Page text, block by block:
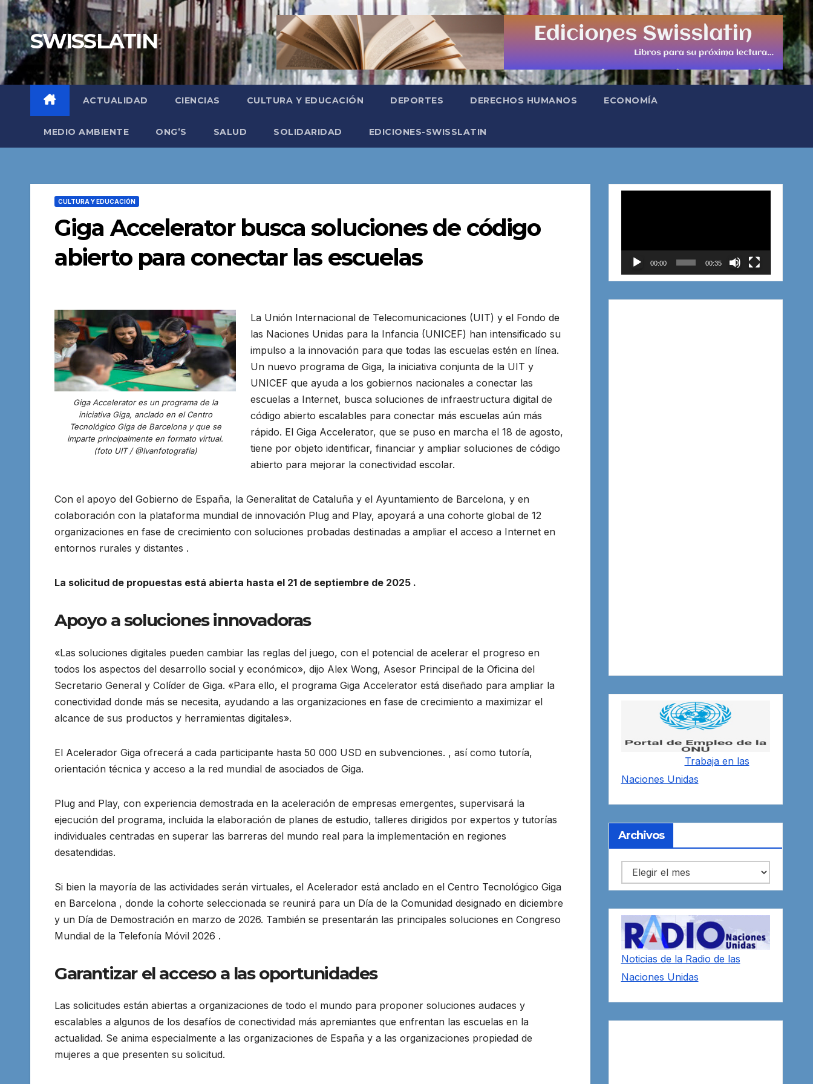
Saltar
al
contenidoSWISSLATIN
ACTUALIDAD CIENCIAS CULTURA Y EDUCACIÓN DEPORTES DERECHOS HUMANOS ECONOMÍA
MEDIO AMBIENTE ONG’S SALUD SOLIDARIDAD EDICIONES-SWISSLATIN
CULTURA Y EDUCACIÓN
Giga Accelerator busca soluciones de código
abierto para conectar las escuelas
Giga Accelerator es un programa de la
iniciativa Giga, anclado en el Centro
Tecnológico Giga de Barcelona y que se
imparte principalmente en formato virtual.
(foto UIT / @Ivanfotografía)
La Unión Internacional de Telecomunicaciones (UIT) y el Fondo de
las Naciones Unidas para la Infancia (UNICEF) han intensificado su
impulso a la innovación para que todas las escuelas estén en línea.
Un nuevo programa de Giga, la iniciativa conjunta de la UIT y
UNICEF que ayuda a los gobiernos nacionales a conectar las
escuelas a Internet, busca soluciones de infraestructura digital de
código abierto escalables para conectar más escuelas aún más
rápido. El Giga Accelerator, que se puso en marcha el 18 de agosto,
tiene por objeto identificar, financiar y ampliar soluciones de código
abierto para mejorar la conectividad escolar.
Con el apoyo del Gobierno de España, la Generalitat de Cataluña y el Ayuntamiento de Barcelona, y en
colaboración con la plataforma mundial de innovación Plug and Play, apoyará a una cohorte global de 12
organizaciones en fase de crecimiento con soluciones probadas destinadas a ampliar el acceso a Internet en
entornos rurales y distantes .
La solicitud de propuestas está abierta hasta el 21 de septiembre de 2025 .
Apoyo a soluciones innovadoras
«Las soluciones digitales pueden cambiar las reglas del juego, con el potencial de acelerar el progreso en
todos los aspectos del desarrollo social y económico», dijo Alex Wong, Asesor Principal de la Oficina del
Secretario General y Colíder de Giga. «Para ello, el programa Giga Accelerator está diseñado para ampliar la
conectividad donde más se necesita, ayudando a las organizaciones en fase de crecimiento a maximizar el
alcance de sus productos y herramientas digitales».
El Acelerador Giga ofrecerá a cada participante hasta 50 000 USD en subvenciones. , así como tutoría,
orientación técnica y acceso a la red mundial de asociados de Giga.
Plug and Play, con experiencia demostrada en la aceleración de empresas emergentes, supervisará la
ejecución del programa, incluida la elaboración de planes de estudio, talleres dirigidos por expertos y tutorías
individuales centradas en superar las barreras del mundo real para la implementación en regiones
desatendidas.
Si bien la mayoría de las actividades serán virtuales, el Acelerador está anclado en el Centro Tecnológico Giga
en Barcelona , donde la cohorte seleccionada se reunirá para un Día de la Comunidad designado en diciembre
y un Día de Demostración en marzo de 2026. También se presentarán las principales soluciones en Congreso
Mundial de la Telefonía Móvil 2026 .
Garantizar el acceso a las oportunidades
Las solicitudes están abiertas a organizaciones de todo el mundo para proponer soluciones audaces y
escalables a algunos de los desafíos de conectividad más apremiantes que enfrentan las escuelas en la
actualidad. Se anima especialmente a las organizaciones de España y a las organizaciones propiedad de
mujeres a que presenten su solicitud.
00:00 00:35
Trabaja en las
Naciones Unidas
Archivos
Archivos
Noticias de la Radio de las
Naciones Unidas